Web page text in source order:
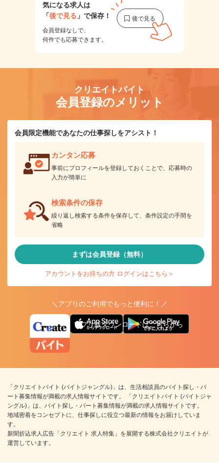
気になる求人は
「後で見る 」で保存！
会員登録なしで、
何件でも応募できます。
クリエイトバイト
会員登録のメリット
会員限定機能であなたの仕事探しをアシスト！
カンタン応募
事前にプロフィールを登録しておくことで、応募時の
入力が簡単に
検索条件の保存
繰り返し検索する条件を保存して、条件設定の手間を
省略
まずは会員登録（無料）
アカウントをお持ちの方 ログインはこちら＞
＼アプリのご利用でもっと便利に！／
アプリ版ダウンロードはこちらから
「クリエイトバイト (バイトジャングル)」は、生活相談員のバイト探し・パ
ート募集情報が満載の求人情報サイトです。 「クリエイトバイト (バイトジャ
ングル)」は、バイト探し・パート募集情報が満載の求人情報サイトです。
地域密着をコンセプトに、仕事探しに役立つ最新の情報をお届けしていま
す。
新聞折込求人広告「クリエイト 求人特集」を展開する株式会社クリエイトが
運営しています。